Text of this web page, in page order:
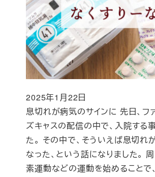
息切れが病気のサインに 先日、フ
ズキャスの配信の中で、入院する
た。 その中で、そういえば息切れ
なった、という話になりました。
素運動などの運動を始めることで
投稿日
2025年1月22日